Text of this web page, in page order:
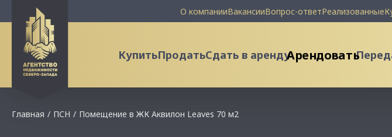
О компанииВакансииВопрос-ответРеализованные
КупитьПродатьСдать в арендуАрендовать
Главная ПСН Помещение в ЖК Аквилон Leaves 70 м2